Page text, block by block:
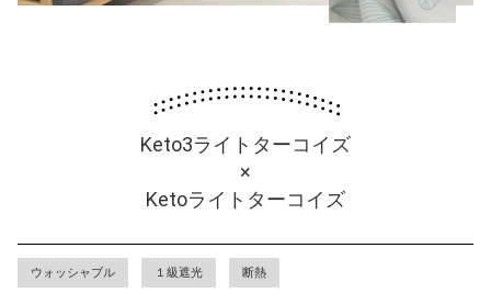
Keto3ライトターコイズ
×
Ketoライトターコイズ
ウォッシャブル １級遮光 断熱